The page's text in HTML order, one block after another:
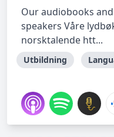
Our audiobooks
speakers Våre
norsktalende htt...
Utbildning